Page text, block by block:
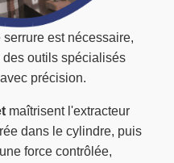
est nécessaire,
des outils spécialisés
précision.
maîtrisent l'extracteur
dans le cylindre, puis
force contrôlée,